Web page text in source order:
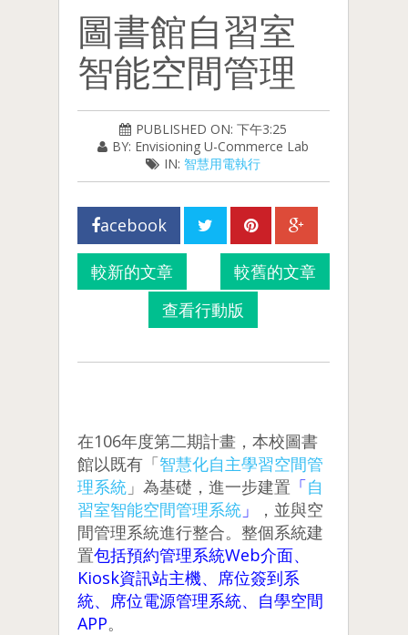
圖書館自習室
智能空間管理
PUBLISHED ON: 下午3:25
BY: Envisioning U-Commerce Lab
IN: 智慧用電執行
acebook
較新的文章
較舊的文章
查看行動版
在106年度第二期計畫，本校圖書
館以既有「智慧化自主學習空間管
理系統 」為基礎，進一步建置 「自
習室智能空間管理系統 」
，並與空
間管理系統進行整合。整個系統建
置包括預約管理系統Web介面、
Kiosk資訊站主機、席位簽到系
統、席位電源管理系統、自學空間
APP。